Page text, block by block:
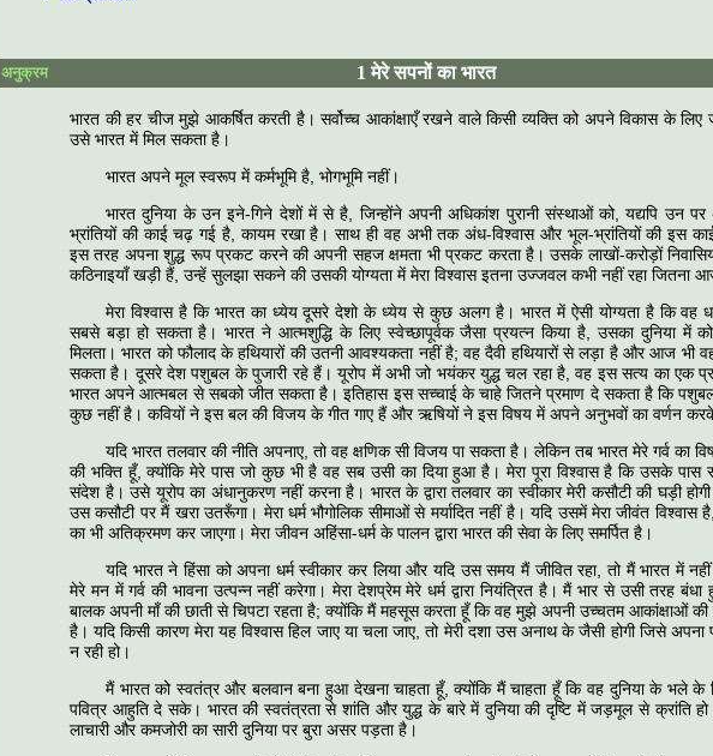
अनुक्रम 1 मेरे सपनों का भारत
भारत की हर चीज मुझे आ‍कर्षित करती है। सर्वोच्‍च आकांक्षाएँ रखने वाले किसी व्‍यक्ति को अपने विकास के
उसे भारत में मिल सकता है।
भारत अपने मूल स्‍वरूप में कर्मभूमि है, भोगभूमि नहीं।
भारत दुनिया के उन इने-गिने देशों में से है, जिन्‍होंने अपनी अधिकांश पुरानी संस्‍थाओं को, य‍द्यपि उन
भ्रांतियों की काई चढ़ गई है, कायम रखा है। साथ ही वह अभी तक अंध-विश्‍वास और भूल-भ्रांतियों की इस
इस तरह अपना शुद्ध रूप प्रकट करने की अपनी सहज क्षमता भी प्रकट करता है। उसके लाखों-करोड़ों
कठिनाइयाँ खड़ी हैं, उन्‍हें सुलझा सकने की उसकी योग्‍यता में मेरा विश्‍वास इतना उज्‍जवल कभी नहीं रहा जितना
मेरा विश्‍वास है कि भारत का ध्‍येय दूसरे देशो के ध्‍येय से कुछ अलग है। भारत में ऐसी योग्‍यता है कि वह
सबसे बड़ा हो सकता है। भारत ने आत्‍मशुद्धि के लिए स्‍वेच्‍छापूर्वक जैसा प्रयत्‍न किया है, उसका दुनिया में
मिलता। भारत को फौलाद के हथियारों की उतनी आवश्‍यकता नहीं है; वह दैवी हथियारों से लड़ा है और आज भी
सकता है। दूसरे देश पशुबल के पुजारी रहे हैं। यूरोप में अभी जो भयंकर युद्ध चल रहा है, वह इस सत्‍य का एक
भारत अपने आत्‍मबल से सबको जीत सकता है। इतिहास इस सच्‍चाई के चाहे जितने प्रमाण दे सकता है कि
कुछ नहीं है। कवियों ने इस बल की विजय के गीत गाए हैं और ऋषियों ने इस विषय में अपने अनुभवों का वर्णन
यदि भारत तलवार की नीति अपनाए, तो वह क्षणिक सी विजय पा सकता है। लेकिन तब भारत मेरे गर्व का
की भक्ति हूँ, क्‍योंकि मेरे पास जो कुछ भी है वह सब उसी का दिया हुआ है। मेरा पूरा विश्‍वास है कि उसके पास
संदेश है। उसे यूरोप का अंधानुकरण नहीं करना है। भारत के द्वारा तलवार का स्‍वीकार मेरी कसौटी की घड़ी
उस कसौटी पर मैं खरा उतरूँगा। मेरा धर्म भौगोलिक सीमाओं से मर्यादित नहीं है। यदि उसमें मेरा जीवंत विश्‍वास
का भी अतिक्रमण कर जाएगा। मेरा जीवन अहिंसा-धर्म के पालन द्वारा भारत की सेवा के लिए समर्पित है।
यदि भारत ने हिंसा को अपना धर्म स्‍वीकार कर लिया और यदि उस समय मैं जीवित रहा, तो मैं भारत में
मेरे मन में गर्व की भावना उत्‍पन्‍न नहीं करेगा। मेरा देशप्रेम मेरे धर्म द्वारा नियंत्रित है। मैं भार से उसी तरह
बालक अपनी माँ की छाती से चिपटा रहता है; क्‍योंकि मैं महसूस करता हूँ कि वह मुझे अपनी उच्चतम आकांक्षाओं की
है। यदि किसी कारण मेरा यह विश्‍वास हिल जाए या चला जाए, तो मेरी दशा उस अनाथ के जैसी होगी जिसे
न रही हो।
मैं भारत को स्‍वतंत्र और बलवान बना हुआ देखना चाहता हूँ, क्‍योंकि मैं चाहता हूँ कि वह दुनिया के भले के
पवित्र आहुति दे सके। भारत की स्‍वतंत्रता से शांति और युद्ध के बारे में दुनिया की दृष्टि में जड़मूल से क्रांति हो
लाचारी और कमजोरी का सारी दुनिया पर बुरा असर पड़ता है।